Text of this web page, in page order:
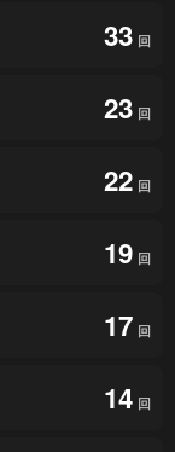
33 回
23 回
22 回
19 回
17 回
14 回